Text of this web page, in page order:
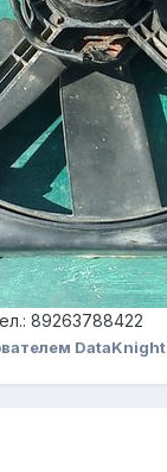
89263788422
DataKnight